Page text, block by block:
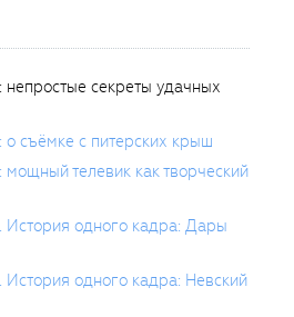
знаком отличия (Award of
на 25
в городе Сиракузы
Йорк, США). Дважды
премии «Фотограф
Победитель
секреты удачных
съёмке с питерских крыш
телевик как творческий
История одного кадра: Дары
одного кадра: Невский